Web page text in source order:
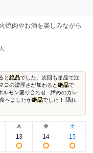
焼肉やお酒を楽しみながら
人
と絶品でした。次回も単品で注
ヨの濃厚さが加わると絶品で
モン盛り合わせ...締めのカレ
べましたが絶品でした！ 隠れ
木
13
金
14
土
15